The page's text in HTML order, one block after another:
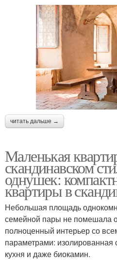
читать дальше →
Маленькая
скандинавском
однушек:
квартиры в
Небольшая площадь
семейной пары не помешала
полноценный интерьер со
параметрами: изолированная
кухня и даже биокамин.